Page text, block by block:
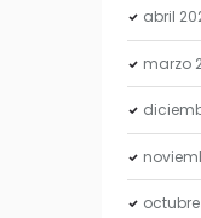
abril
marzo
octubre